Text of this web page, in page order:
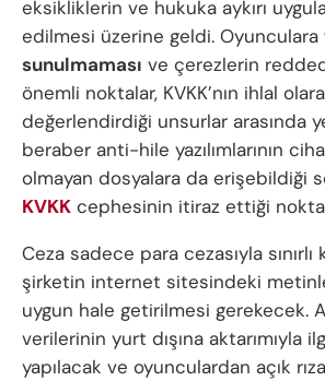
eksikliklerin ve hukuka aykırı
edilmesi üzerine geldi. Oyunculara
sunulmaması ve çerezlerin
önemli noktalar, KVKK’nın ihlal
değerlendirdiği unsurlar arasında
beraber anti-hile yazılımlarının
olmayan dosyalara da erişebildiği
KVKK cephesinin itiraz ettiği
Ceza sadece para cezasıyla sınırlı
şirketin internet sitesindeki
uygun hale getirilmesi gerekecek.
verilerinin yurt dışına aktarımıyla
yapılacak ve oyunculardan açık rıza